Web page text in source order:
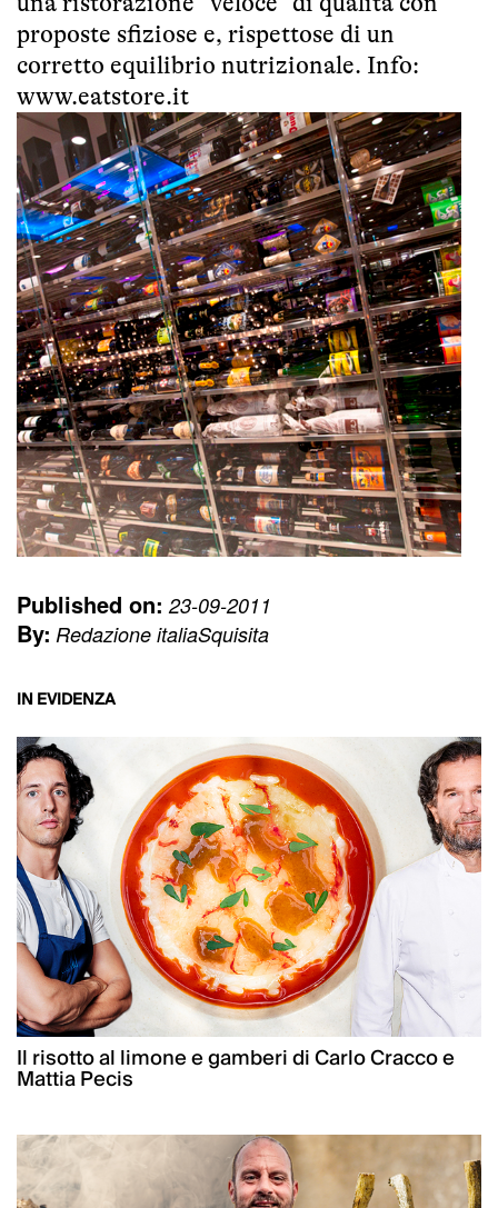
proposte sfiziose e, rispettose di un
corretto equilibrio nutrizionale. Info:
www.eatstore.it
Published on: 23-09-2011
By: Redazione italiaSquisita
IN EVIDENZA
Il risotto al limone e gamberi di Carlo Cracco e
Mattia Pecis